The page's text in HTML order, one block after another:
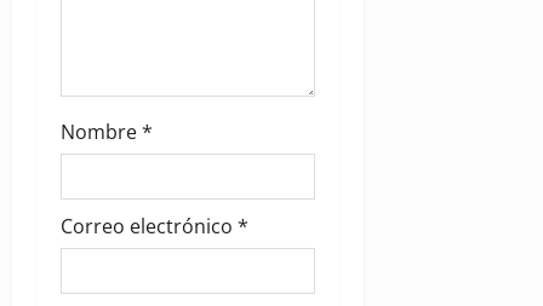
Nombre*
Correo electrónico *